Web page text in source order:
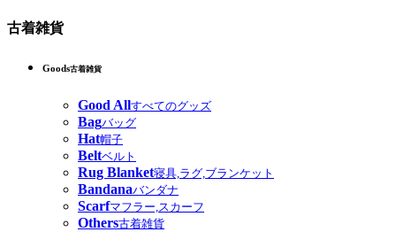
古着雑貨
Goods古着雑貨
Good Allすべてのグッズ
Bagバッグ
Hat帽子
Beltベルト
Rug Blanket寝具,ラグ,ブランケット
Bandanaバンダナ
Scarfマフラー,スカーフ
Others古着雑貨